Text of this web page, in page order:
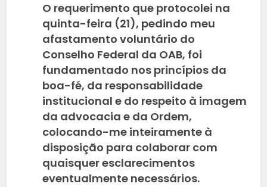
O requerimento que protocolei na
quinta-feira (21), pedindo meu
afastamento voluntário do
Conselho Federal da OAB, foi
fundamentado nos princípios da
boa-fé, da responsabilidade
institucional e do respeito à imagem
da advocacia e da Ordem,
colocando-me inteiramente à
disposição para colaborar com
quaisquer esclarecimentos
eventualmente necessários.